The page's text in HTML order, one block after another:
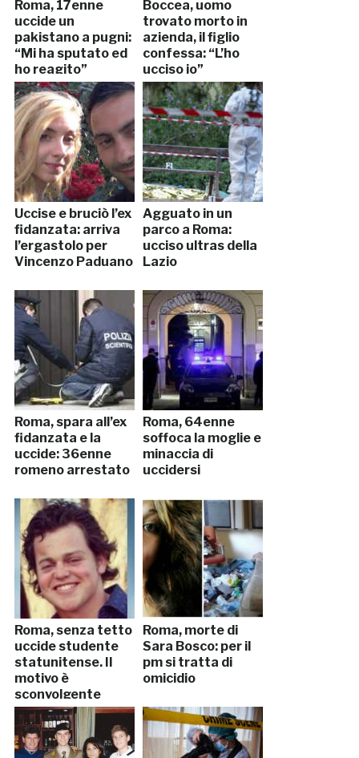
Roma, 17enne
uccide un
pakistano a pugni:
“Mi ha sputato ed
ho reagito”
Boccea, uomo
trovato morto in
azienda, il figlio
confessa: “L’ho
ucciso io”
Uccise e bruciò l’ex
fidanzata: arriva
l’ergastolo per
Vincenzo Paduano
Agguato in un
parco a Roma:
ucciso ultras della
Lazio
Roma, spara all’ex
fidanzata e la
uccide: 36enne
romeno arrestato
Roma, 64enne
soffoca la moglie e
minaccia di
uccidersi
Roma, senza tetto
uccide studente
statunitense. Il
motivo è
sconvolgente
Roma, morte di
Sara Bosco: per il
pm si tratta di
omicidio